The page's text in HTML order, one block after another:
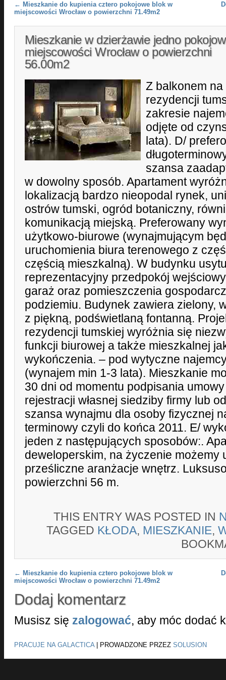
Post navigation
← Mieszkanie do kupienia cztero pokojowe blok w
miejscowości Wrocław o powierzchni 71.49m2
Mieszkanie w dzierżawie jedno
miejscowości Wrocław o powierzchni
56.00m2
Z balkonem
rezydencji
zakresie
odjęte od
lata). D/
szansa
w dowolny sposób. Apartament
lokalizacją bardzo nieopodal rynek,
ostrów tumski, ogród botaniczny,
komunikacją miejską. Preferowany
użytkowo-biurowe (wynajmującym
uruchomienia biura terenowego z
częścią mieszkalną). W budynku
reprezentacyjny przedpokój
garaż oraz pomieszczenia
podziemiu. Budynek zawiera zielony,
z piękną, podświetlaną fontanną.
rezydencji tumskiej wyróżnia się
funkcji biurowej a także mieszkalnej
wykończenia. – pod wytyczne
(wynajem min 1-3 lata). Mieszkanie
30 dni od momentu podpisania
rejestracji własnej siedziby firmy lub
szansa wynajmu dla osoby fizycznej
terminowy czyli do końca 2011. E/
jeden z następujących sposobów:.
deweloperskim, na życzenie możemy
prześliczne aranżacje wnętrz.
powierzchni 56 m.
THIS ENTRY WAS POSTED IN
TAGGED KŁODA, MIESZKANIE,
Post navigation
← Mieszkanie do kupienia cztero pokojowe blok w
miejscowości Wrocław o powierzchni 71.49m2
Dodaj komentarz
Musisz się zalogować, aby móc dodać
PRACUJE NA GALACTICA| PROWADZONE PRZEZ SOLUSION